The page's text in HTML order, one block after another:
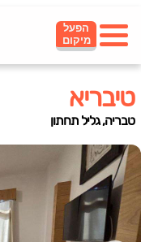
הפעל
מיקום
טיבריא
טבריה, גליל תחתון